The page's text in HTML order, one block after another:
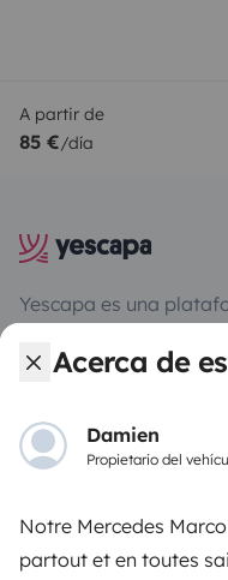
Acerca de
Damien
Propietario del
Notre Mercedes
partout et en toutes
A partir de
85 €/día
Yescapa es una
particulares. La
llave en mano para
seguridad.
3.84/5 sobre 1170